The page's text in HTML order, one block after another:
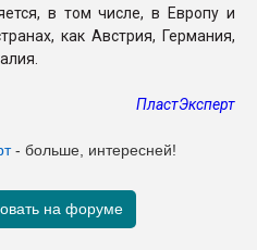
в том числе, в Европу и
как Австрия, Германия,
ПластЭксперт
- больше, интересней!